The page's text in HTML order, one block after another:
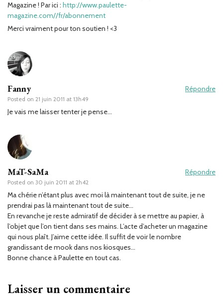
Magazine ! Par ici : http://www.paulette-
magazine.com//fr/abonnement
Merci vraiment pour ton soutien ! <3
Fanny
Posted on 21 juin 2011 at 13h49
Répondre
Je vais me laisser tenter je pense…
MaT-SaMa
Posted on 30 juin 2011 at 2h42
Répondre
Ma chérie n’étant plus avec moi là maintenant tout de suite, je ne
prendrai pas là maintenant tout de suite…
En revanche je reste admiratif de décider à se mettre au papier, à
l’objet que l’on tient dans ses mains. L’acte d’acheter un magazine
qui nous plaît. J’aime cette idée. Il suffit de voir le nombre
grandissant de mook dans nos kiosques…
Bonne chance à Paulette en tout cas.
Laisser un commentaire